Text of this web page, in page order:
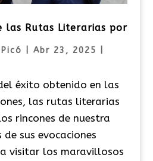
las Rutas Literarias por
Abr 23, 2025
éxito obtenido en las
las rutas literarias
rincones de nuestra
sus evocaciones
visitar los maravillosos